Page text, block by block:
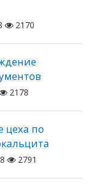
2170
2178
цеха по
2791